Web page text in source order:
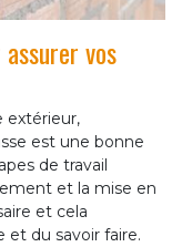
vos
extérieur,
est une bonne
de travail
et la mise en
et cela
du savoir faire.